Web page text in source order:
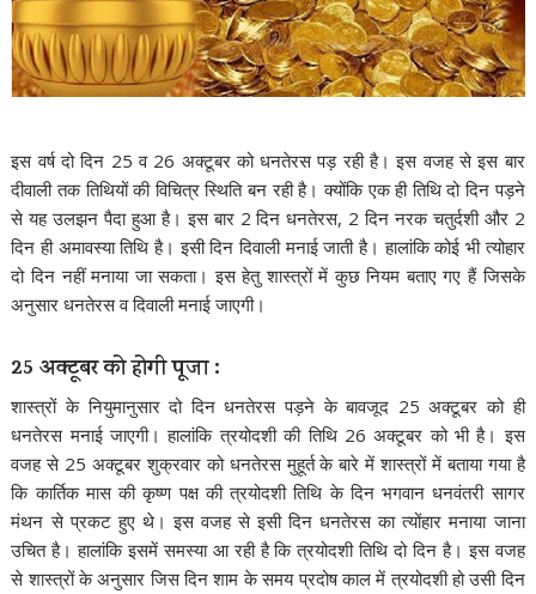
इस वर्ष दो दिन 25 व 26 अक्टूबर को धनतेरस पड़ रही है। इस वजह से इस बार
दीवाली तक तिथियों की विचित्र स्थिति बन रही है। क्योंकि एक ही तिथि दो दिन पड़ने
से यह उलझन पैदा हुआ है। इस बार 2 दिन धनतेरस, 2 दिन नरक चतुर्दशी और 2
दिन ही अमावस्या तिथि है। इसी दिन दिवाली मनाई जाती है। हालांकि कोई भी त्योहार
दो दिन नहीं मनाया जा सकता। इस हेतु शास्त्रों में कुछ नियम बताए गए हैं जिसके
अनुसार धनतेरस व दिवाली मनाई जाएगी।
25 अक्टूबर को होगी पूजा :
शास्त्रों के नियुमानुसार दो दिन धनतेरस पड़ने के बावजूद 25 अक्टूबर को ही
धनतेरस मनाई जाएगी। हालांकि त्रयोदशी की तिथि 26 अक्टूबर को भी है। इस
वजह से 25 अक्टूबर शुक्रवार को धनतेरस मुहूर्त के बारे में शास्त्रों में बताया गया है
कि कार्तिक मास की कृष्ण पक्ष की त्रयोदशी तिथि के दिन भगवान धनवंतरी सागर
मंथन से प्रकट हुए थे। इस वजह से इसी दिन धनतेरस का त्योंहार मनाया जाना
उचित है। हालांकि इसमें समस्या आ रही है कि त्रयोदशी तिथि दो दिन है। इस वजह
से शास्त्रों के अनुसार जिस दिन शाम के समय प्रदोष काल में त्रयोदशी हो उसी दिन